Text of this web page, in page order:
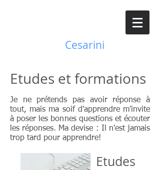
Cesarini
Etudes et formations
Je ne prétends pas avoir réponse à
tout, mais ma soif d'apprendre m'invite
à poser les bonnes questions et écouter
les réponses. Ma devise : Il n'est jamais
trop tard pour apprendre!
Etudes